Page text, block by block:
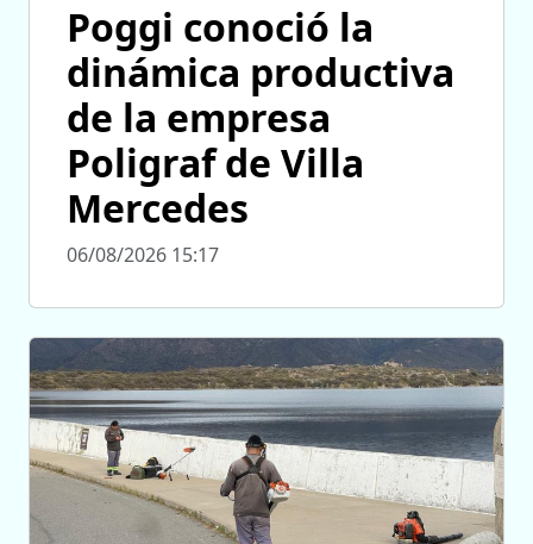
Poggi conoció la
dinámica productiva
de la empresa
Poligraf de Villa
Mercedes
06/08/2026 15:17